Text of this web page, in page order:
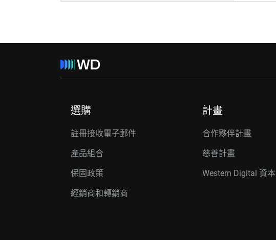
選購
註冊接收電子郵件
產品組合
保固政策
經銷商和轉銷商
計畫
合作夥伴計畫
慈善計畫
Western Digital 資本